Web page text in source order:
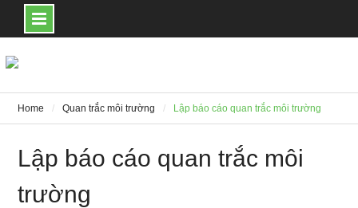
to
content
Home Quan trắc môi trường Lập báo cáo quan trắc môi trường
Lập báo cáo quan trắc môi
trường